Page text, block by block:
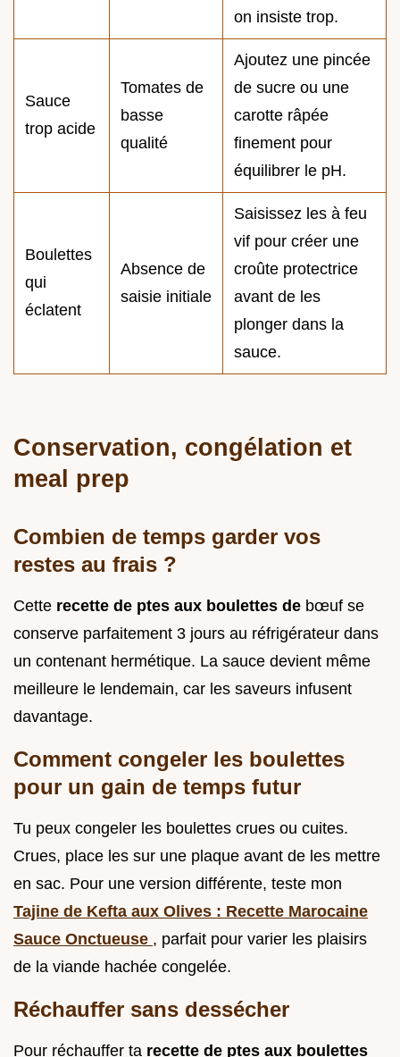
on insiste trop.
Sauce
trop acide
Tomates de
basse
qualité
Ajoutez une pincée
de sucre ou une
carotte râpée
finement pour
équilibrer le pH.
Boulettes
qui
éclatent
Absence de
saisie initiale
Saisissez les à feu
vif pour créer une
croûte protectrice
avant de les
plonger dans la
sauce.
Conservation, congélation et
meal prep
Combien de temps garder vos
restes au frais ?
Cette recette de ptes aux boulettes de bœuf se
conserve parfaitement 3 jours au réfrigérateur dans
un contenant hermétique. La sauce devient même
meilleure le lendemain, car les saveurs infusent
davantage.
Comment congeler les boulettes
pour un gain de temps futur
Tu peux congeler les boulettes crues ou cuites.
Crues, place les sur une plaque avant de les mettre
en sac. Pour une version différente, teste mon
Tajine de Kefta aux Olives : Recette Marocaine
Sauce Onctueuse , parfait pour varier les plaisirs
de la viande hachée congelée.
Réchauffer sans dessécher
Pour réchauffer ta recette de ptes aux boulettes